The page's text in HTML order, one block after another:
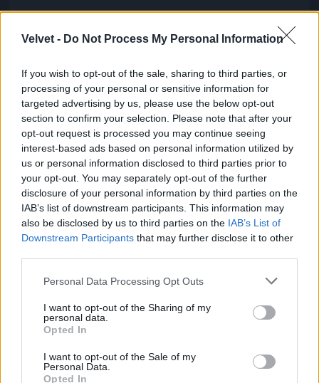
Velvet - Do Not Process My Personal Information
If you wish to opt-out of the sale, sharing to third parties, or
processing of your personal or sensitive information for
targeted advertising by us, please use the below opt-out
section to confirm your selection. Please note that after your
opt-out request is processed you may continue seeing
interest-based ads based on personal information utilized by
us or personal information disclosed to third parties prior to
your opt-out. You may separately opt-out of the further
disclosure of your personal information by third parties on the
IAB’s list of downstream participants. This information may
also be disclosed by us to third parties on the IAB’s List of
Downstream Participants that may further disclose it to other
Please note that this website/app uses one or more Google
not limited to your visit or usage behaviour. You may click to
grant or deny consent to Google and its third-party tags to
use your data for below specified purposes in below Google
consent section.
Personal Data Processing Opt Outs
I want to opt-out of the Sharing of my
personal data.
Opted In
I want to opt-out of the Sale of my
Personal Data.
Opted In
Debreczeni Zita fotós-modell és Ördög Nóra
műsorvezető
Jön még kép!
Bartók Eszter énekesnő és Kelemen Anna
explaymate